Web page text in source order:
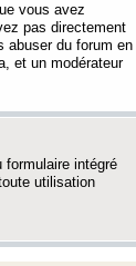
vous avez
pas directement
abuser du forum en
et un modérateur
formulaire intégré
utilisation